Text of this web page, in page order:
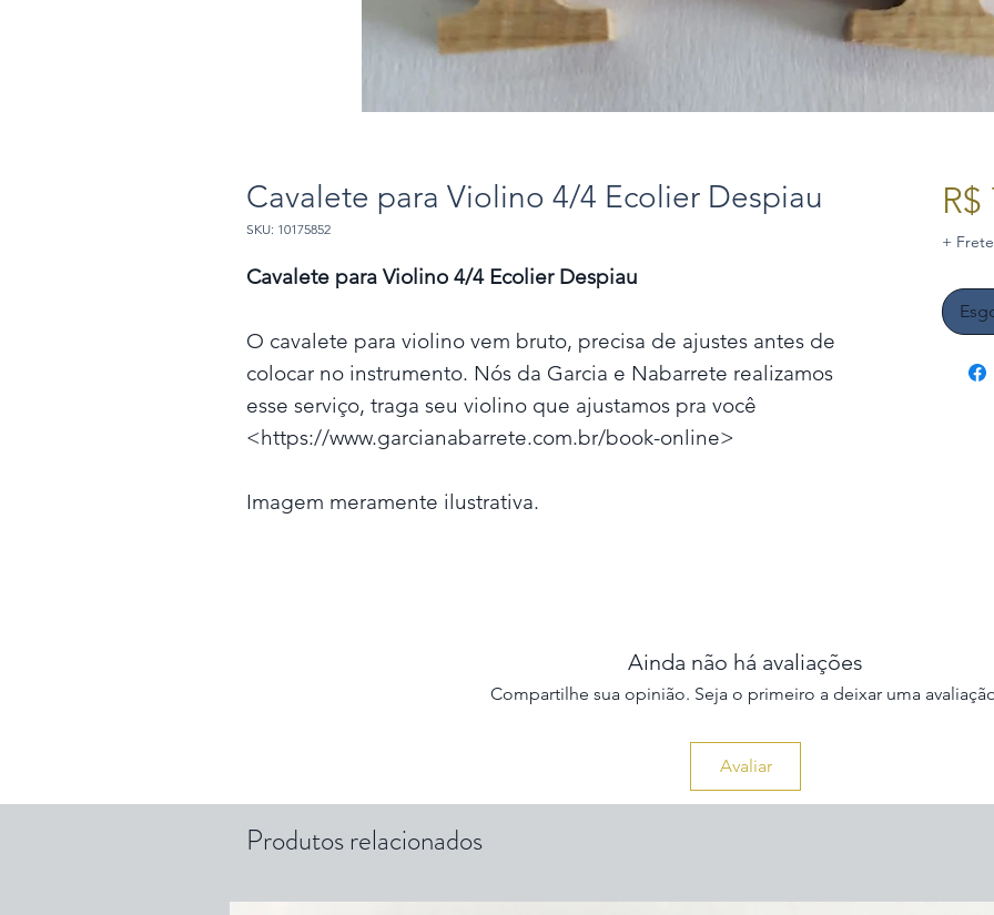
Cavalete para Violino 4/4 Ecolier Despiau
SKU: 10175852
Cavalete para Violino 4/4 Ecolier Despiau
O cavalete para violino vem bruto, precisa de ajustes antes de
colocar no instrumento. Nós da Garcia e Nabarrete realizamos
esse serviço, traga seu violino que ajustamos pra você
<https://www.garcianabarrete.com.br/book-online>
Imagem meramente ilustrativa.
+ Frete
Ainda não há avaliações
Compartilhe sua opinião. Seja o primeiro a deixar uma
Avaliar
Produtos relacionados